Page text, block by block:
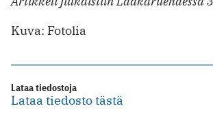
Kuva: Fotolia
Lataa tiedostoja
Lataa tiedosto tästä